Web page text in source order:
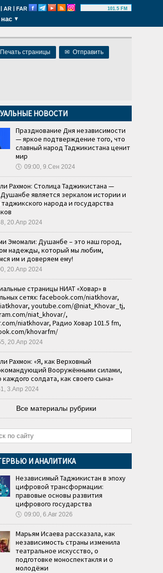
| AR | FAR 101.5 FM
Печать страницы ✉ Отправить
НОВОСТИ
Празднование Дня независимости
— яркое подтверждение того, что
славный народ Таджикистана ценит
мир
🕔 09:00, 9.Сен 2024
Рахмон: Столица Таджикистана —
является зеркалом истории и
народа и государства
20.Апр 2024
Эмомали: Душанбе – это наш город,
надежды, который мы любим,
им и доверяем ему!
20.Апр 2024
страницы НИАТ «Ховар» в
сетях: facebook.com/niatkhovar,
youtube.com/@niat_Khovar_tj,
niat_khovar/,
niatkhovar, Радио Ховар 101.5 fm,
khovarfm/
20.Апр 2024
Рахмон: «Я, как Верховный
Вооружёнными силами,
солдата, как своего сына»
3.Апр 2024
Все материалы рубрики
И АНАЛИТИКА
Независимый Таджикистан в эпоху
цифровой трансформации:
правовые основы развития
цифрового государства
🕔 09:00, 6.Авг 2026
Марьям Исаева рассказала, как
независимость страны изменила
театральное искусство, о
подготовке моноспектакля и о
молодёжи